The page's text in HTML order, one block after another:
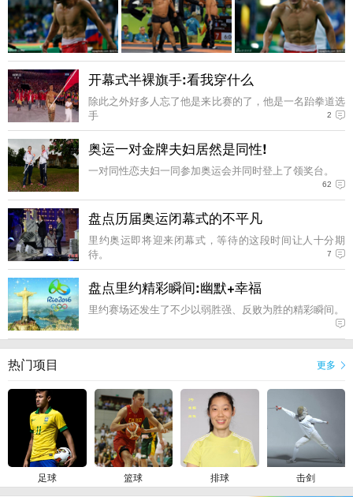
开幕式半裸旗手:看我穿什么
除此之外好多人忘了他是来比赛的了，他是一名跆拳道选
手
2
奥运一对金牌夫妇居然是同性!
一对同性恋夫妇一同参加奥运会并同时登上了领奖台。
62
盘点历届奥运闭幕式的不平凡
里约奥运即将迎来闭幕式，等待的这段时间让人十分期
待。
7
盘点里约精彩瞬间:幽默+幸福
里约赛场还发生了不少以弱胜强、反败为胜的精彩瞬间。
热门项目 更多
足球 篮球 排球 击剑